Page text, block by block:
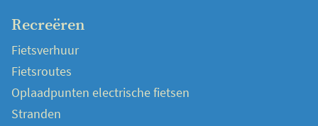
Recreëren
Fietsverhuur
Fietsroutes
Oplaadpunten electrische fietsen
Stranden